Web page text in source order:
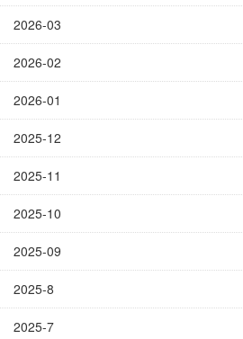
2026-03
2026-02
2026-01
2025-12
2025-11
2025-10
2025-09
2025-8
2025-7